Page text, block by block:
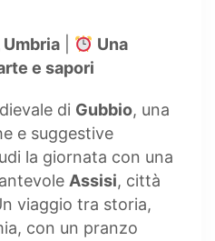
|
Una
e sapori
di Gubbio, una
e suggestive
la giornata con una
Assisi, città
viaggio tra storia,
con un pranzo